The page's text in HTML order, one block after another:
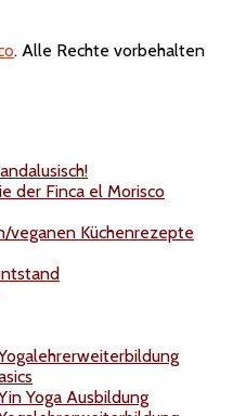
. Alle Rechte vorbehalten
der Finca el Morisco
veganen Küchenrezepte
Yoga Ausbildung